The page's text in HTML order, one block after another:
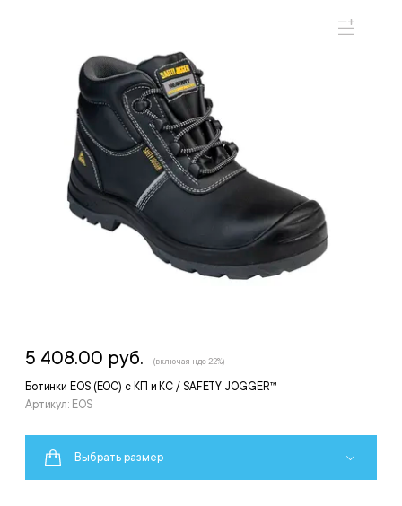
Ботинки EOS (ЕОС) с КП и КС / SAFETY JOGGER™
Артикул: EOS
5 408.00 руб. (включая ндс 22%)
Выбрать размер